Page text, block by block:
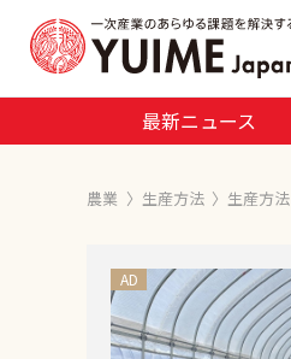
最新ニュース
農業 〉 生産方法 〉 生産方法
AD